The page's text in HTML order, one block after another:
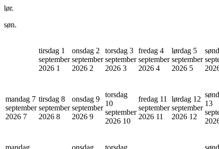
lør.
søn.
tirsdag 1
september
2026 1
onsdag 2
september
2026 2
torsdag 3
september
2026 3
fredag 4
september
2026 4
lørdag 5
september
2026 5
mandag 7
september
2026 7
tirsdag 8
september
2026 8
onsdag 9
september
2026 9
torsdag
10
september
2026 10
fredag 11
september
2026 11
lørdag 12
september
2026 12
13
mandag
onsdag
torsdag